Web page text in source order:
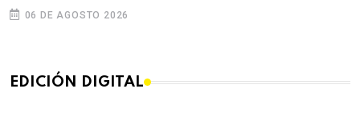
06 DE AGOSTO 2026
EDICIÓN DIGITAL